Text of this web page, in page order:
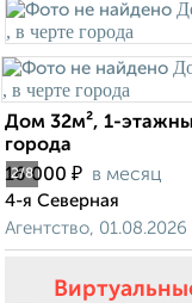
2/8
Дом 32м², 1-
города
16 000 ₽ в месяц
4-я Северная
Агентство, 01.08.2026